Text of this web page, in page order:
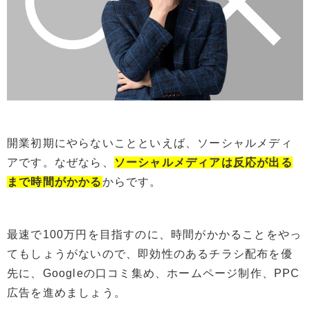
開業初期にやらないことといえば、ソーシャルメディ
アです。なぜなら、
ソーシャルメディアは反応が出る
まで時間がかかるからです。
最速で100万円を目指すのに、時間がかかることをやっ
てもしょうがないので、即効性のあるチラシ配布を優
先に、Googleの口コミ集め、ホームページ制作、PPC
広告を進めましょう。